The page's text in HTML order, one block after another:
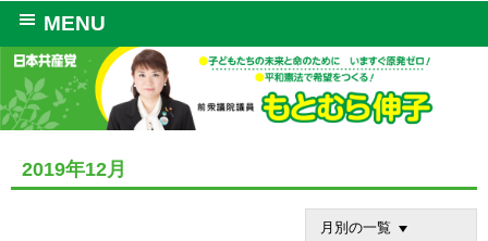
MENU
2019年12月
月別の一覧